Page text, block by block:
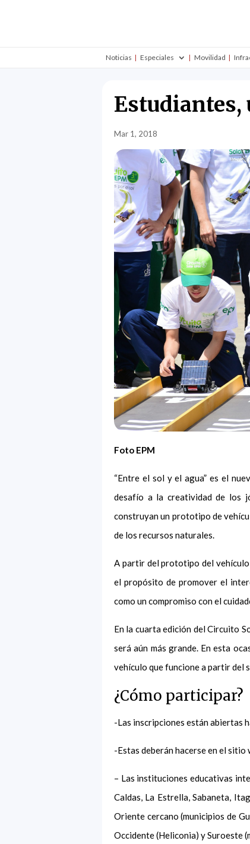
Noticias Especiales Movilidad
Estudiantes,
Mar 1, 2018
Foto EPM
“Entre el sol y el agua” es el
desafío a la creatividad de los
construyan un prototipo de
de los recursos naturales.
A partir del prototipo del
el propósito de promover el
como un compromiso con el
En la cuarta edición del Circuito
será aún más grande. En esta
vehículo que funcione a partir del
¿Cómo participar?
-Las inscripciones están abiertas
-Estas deberán hacerse en el sitio
– Las instituciones educativas
Caldas, La Estrella, Sabaneta,
Oriente cercano (municipios de
Occidente (Heliconia) y Suroeste